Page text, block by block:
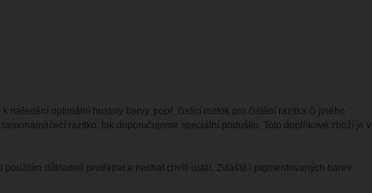
naředění optimální hustoty barvy, popř. čistící roztok pro čištění razítka či jiného
razítko, tak doporučujeme speciální podušku. Toto doplňkové zboží je v
použitím důkladně protřepat a nechat chvíli ustát. Zvláště i pigmentovaných barev